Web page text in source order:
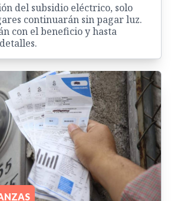
del subsidio eléctrico, solo
continuarán sin pagar luz.
con el beneficio y hasta